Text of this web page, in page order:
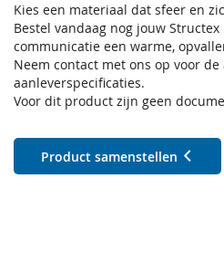
Kies een materiaal dat sfeer en
Bestel vandaag nog jouw
communicatie een warme,
Neem contact met ons op voor de
aanleverspecificaties.
Voor dit product zijn geen
Product samenstellen